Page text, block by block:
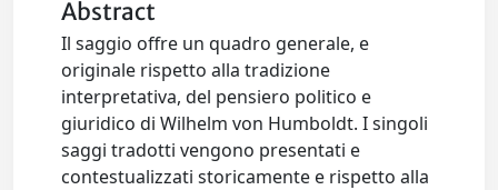
Abstract
Il saggio offre un quadro generale, e
originale rispetto alla tradizione
interpretativa, del pensiero politico e
giuridico di Wilhelm von Humboldt. I singoli
saggi tradotti vengono presentati e
contestualizzati storicamente e rispetto alla